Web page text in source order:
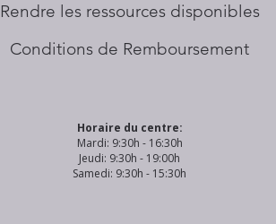
​Rendre les ressources disponibles
Conditions de Remboursement
Horaire du centre:
Mardi: 9:30h - 16:30h
Jeudi: 9:30h - 19:00h
Samedi: 9:30h - 15:30h